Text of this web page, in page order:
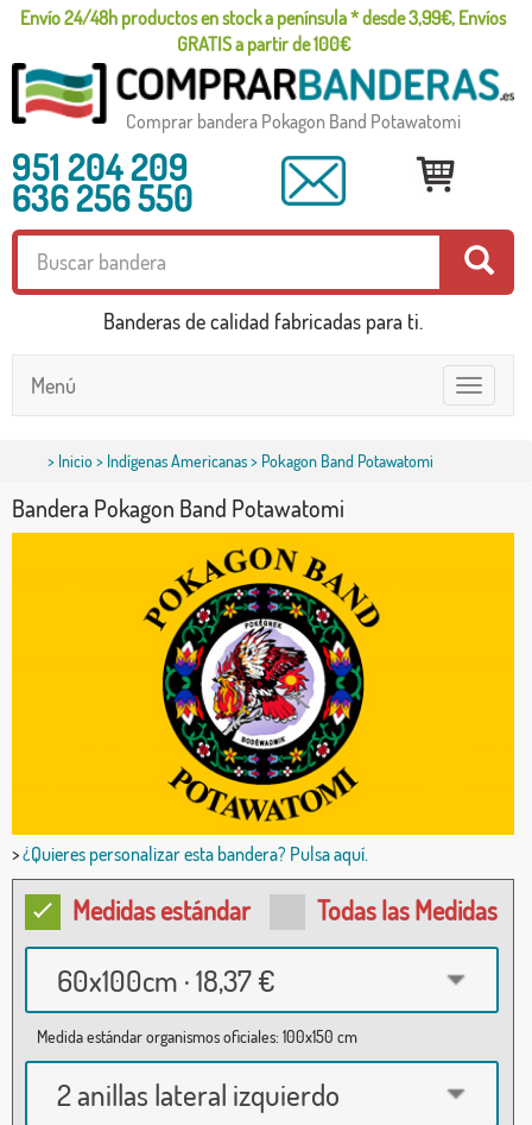
Envío 24/48h productos en stock a península * desde 3,99€, Envíos
GRATIS a partir de 100€
Comprar bandera Pokagon Band Potawatomi
951 204 209
636 256 550
Banderas de calidad fabricadas para ti.
Toggle
navigation
Menú
> Inicio> Indígenas Americanas> Pokagon Band Potawatomi
Bandera Pokagon Band Potawatomi
>¿Quieres personalizar esta bandera? Pulsa aquí.
Medidas estándar Todas las Medidas
60x100cm · 18,37 €
Medida estándar organismos oficiales: 100x150 cm
2 anillas lateral izquierdo